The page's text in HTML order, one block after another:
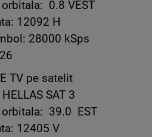
0.8 VEST
12092 H
28000 kSps
TV pe satelit
SAT 3
orbitala: 39.0 EST
12405 V